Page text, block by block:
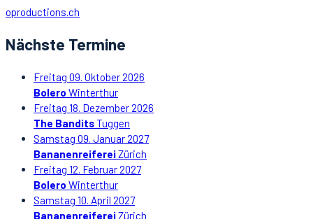
oproductions.ch
Nächste Termine
Freitag 09. Oktober 2026
Bolero Winterthur
Freitag 18. Dezember 2026
The BanditsTuggen
Samstag 09. Januar 2027
BananenreifereiZürich
Freitag 12. Februar 2027
Bolero Winterthur
Samstag 10. April 2027
BananenreifereiZürich